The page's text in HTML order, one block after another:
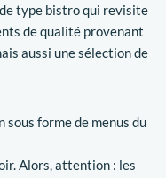
type bistro qui revisite
de qualité provenant
aussi une sélection de
sous forme de menus du
Alors, attention : les